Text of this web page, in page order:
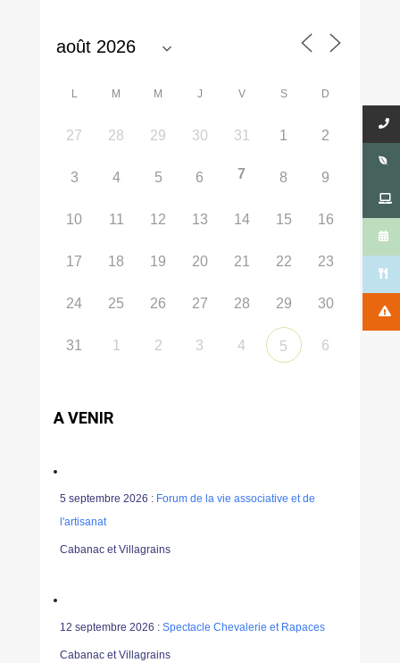
L M M J V S D
27 28 29 30 31 1 2
3 4 5 6 7 8 9
10 11 12 13 14 15 16
17 18 19 20 21 22 23
24 25 26 27 28 29 30
31 1 2 3 4 5 6
A VENIR
5 septembre 2026 : Forum de la vie associative et de
l'artisanat
Cabanac et Villagrains
12 septembre 2026 : Spectacle Chevalerie et Rapaces
Cabanac et Villagrains